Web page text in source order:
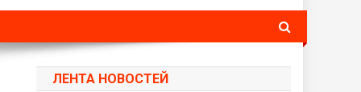
ЛЕНТА НОВОСТЕЙ